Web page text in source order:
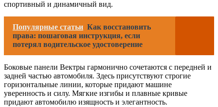
спортивный и динамичный вид.
Популярные статьи Как восстановить
права: пошаговая инструкция, если
потерял водительское удостоверение
Боковые панели Вектры гармонично сочетаются с передней и
задней частью автомобиля. Здесь присутствуют строгие
горизонтальные линии, которые придают машине
уверенность и силу. Мягкие изгибы и плавные кривые
придают автомобилю изящность и элегантность.